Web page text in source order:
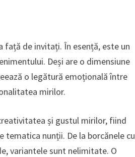
de invitați. În esență, este un
Deși are o dimensiune
o legătură emoțională între
mirilor.
și gustul mirilor, fiind
tematica nunții. De la borcănele cu
variantele sunt nelimitate. O